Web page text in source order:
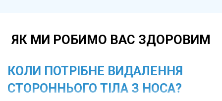
ЯК МИ РОБИМО ВАС ЗДОРОВИМ
КОЛИ ПОТРІБНЕ ВИДАЛЕННЯ
СТОРОННЬОГО ТІЛА З НОСА?